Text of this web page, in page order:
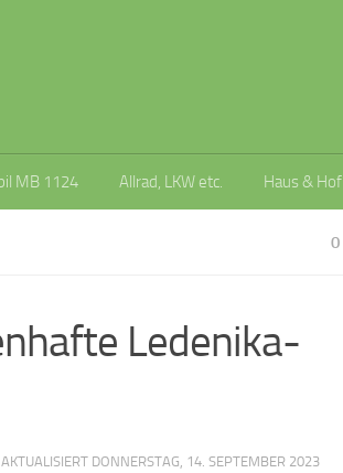
MB 1124 Allrad, LKW etc. Haus & Hof
0
Ledenika-
AKTUALISIERT DONNERSTAG, 14. SEPTEMBER 2023